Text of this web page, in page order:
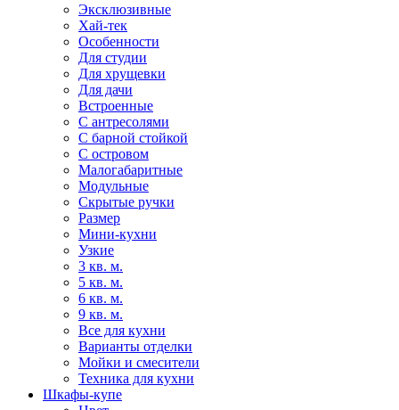
Эксклюзивные
Хай-тек
Особенности
Для студии
Для хрущевки
Для дачи
Встроенные
С антресолями
С барной стойкой
С островом
Малогабаритные
Модульные
Скрытые ручки
Размер
Мини-кухни
Узкие
3 кв. м.
5 кв. м.
6 кв. м.
9 кв. м.
Все для кухни
Варианты отделки
Мойки и смесители
Техника для кухни
Шкафы-купе